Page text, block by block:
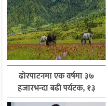
ढोरपाटनमा एक वर्षमा ३७
हजारभन्दा बढी पर्यटक, १३
हजारले बढ्यो आगमन